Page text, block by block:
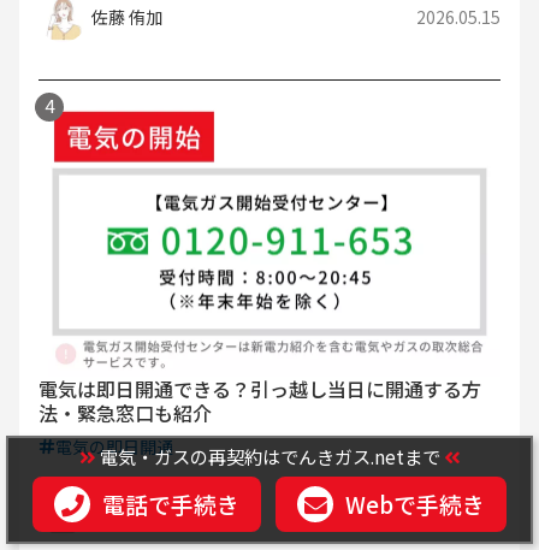
佐藤 侑加 2026.05.15
電気は即日開通できる？引っ越し当日に開通する方
法・緊急窓口も紹介
電気の即日開通
高橋 航 2026.03.23
電気・ガスの再契約はでんきガス.netまで
電話で手続き Webで手続き